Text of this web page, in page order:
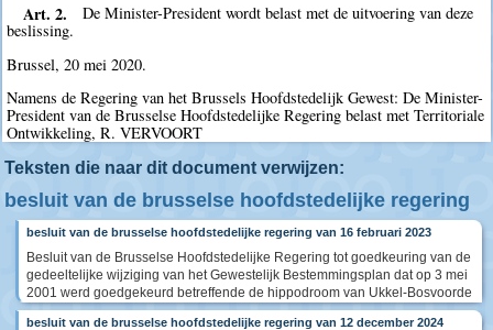
Art. 2.
De Minister-President wordt belast met de uitvoering van deze
beslissing.
Brussel, 20 mei 2020.
Namens de Regering van het Brussels Hoofdstedelijk Gewest: De Minister-
President van de Brusselse Hoofdstedelijke Regering belast met Territoriale
Ontwikkeling, R. VERVOORT
Teksten die naar dit document verwijzen:
besluit van de brusselse hoofdstedelijke regering
besluit van de brusselse hoofdstedelijke regering van 16 februari 2023
Besluit van de Brusselse Hoofdstedelijke Regering tot goedkeuring van de
gedeeltelijke wijziging van het Gewestelijk Bestemmingsplan dat op 3 mei
2001 werd goedgekeurd betreffende de hippodroom van Ukkel-Bosvoorde
besluit van de brusselse hoofdstedelijke regering van 12 december 2024